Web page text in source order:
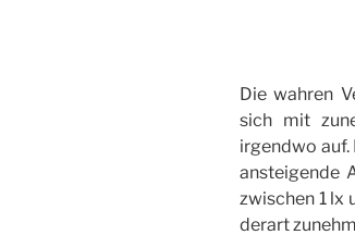
Die wahren
sich mit
irgendwo auf.
ansteigende
zwischen 1 lx
derart